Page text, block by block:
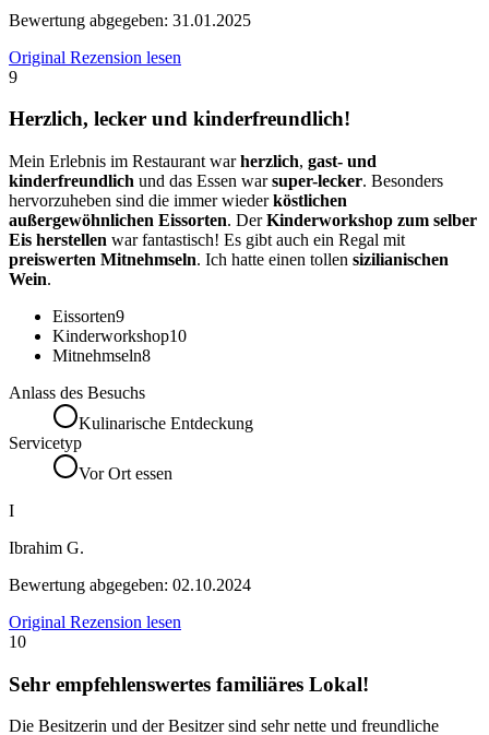
Bewertung abgegeben: 31.01.2025
Original Rezension lesen
9
Herzlich, lecker und kinderfreundlich!
Mein Erlebnis im Restaurant warherzlich, gast- und
kinderfreundlich und das Essen warsuper-lecker. Besonders
hervorzuheben sind die immer wiederköstlichen
außergewöhnlichen Eissorten. DerKinderworkshop zum selber
Eis herstellen war fantastisch! Es gibt auch ein Regal mit
preiswerten Mitnehmseln. Ich hatte einen tollen sizilianischen
Wein.
Eissorten9
Kinderworkshop10
Mitnehmseln8
Anlass des Besuchs
Kulinarische Entdeckung
Servicetyp
Vor Ort essen
I
Ibrahim G.
Bewertung abgegeben: 02.10.2024
Original Rezension lesen
10
Sehr empfehlenswertes familiäres Lokal!
Die Besitzerin und der Besitzer sind sehr nette und freundliche